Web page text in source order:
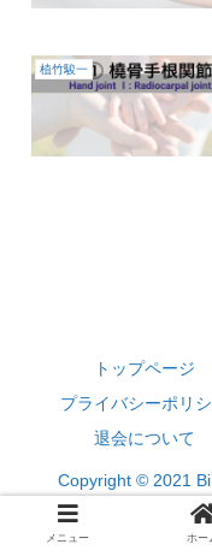
植竹駿一
トップページ
プライバシーポリ
退会について
Copyright © 2021
メニュー ホー